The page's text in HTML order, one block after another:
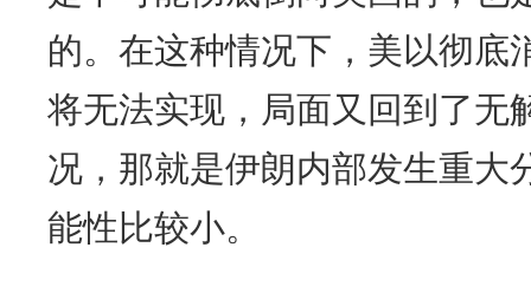
的。在这种情况下，美以彻底
将无法实现，局面又回到了无
况，那就是伊朗内部发生重大
能性比较小。